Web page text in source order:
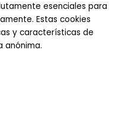
esenciales para
Estas cookies
y características de
anónima.